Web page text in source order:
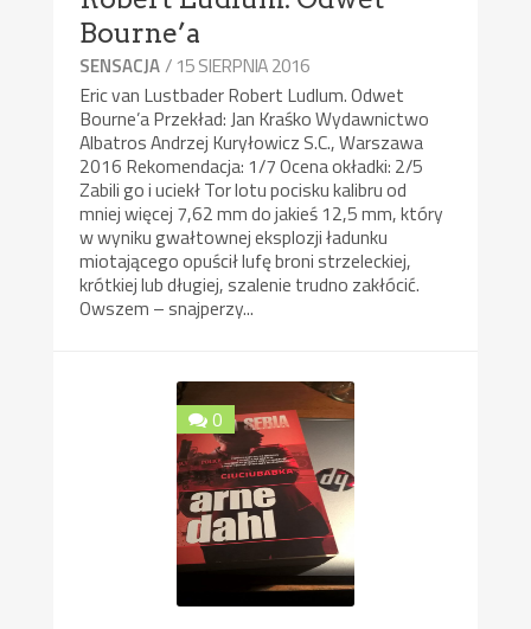
Bourne’a
SENSACJA/ 15 SIERPNIA 2016
Eric van Lustbader Robert Ludlum. Odwet
Bourne’a Przekład: Jan Kraśko Wydawnictwo
Albatros Andrzej Kuryłowicz S.C., Warszawa
2016 Rekomendacja: 1/7 Ocena okładki: 2/5
Zabili go i uciekł Tor lotu pocisku kalibru od
mniej więcej 7,62 mm do jakieś 12,5 mm, który
w wyniku gwałtownej eksplozji ładunku
miotającego opuścił lufę broni strzeleckiej,
krótkiej lub długiej, szalenie trudno zakłócić.
Owszem – snajperzy...
0